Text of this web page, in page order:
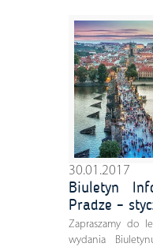
30.01.2017
Biuletyn
Pradze –
Zapraszamy do
wydania